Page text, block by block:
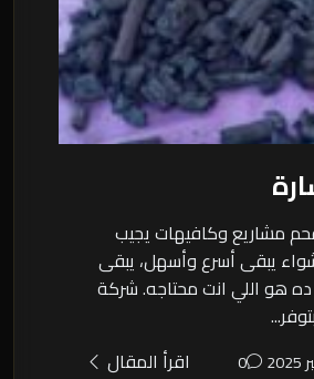
مشاريع وكافيهات يجيب
يبقى أسرع وأسهل، يبقى
هو اللي انت محتاجه. شركة
0 اقرأ المقال